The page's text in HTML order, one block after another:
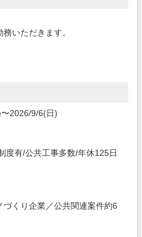
いただきます。
2026/9/6(日)
度有/公共工事多数/年休125日
づくり企業／公共関連案件約6